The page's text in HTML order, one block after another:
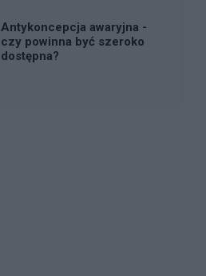
Antykoncepcja awaryjna -
czy powinna być szeroko
dostępna?